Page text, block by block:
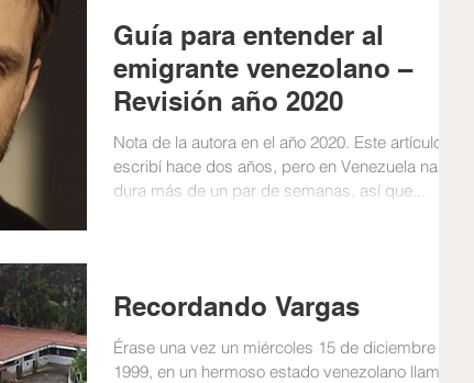
Guía para entender al
emigrante venezolano –
Revisión año 2020
Nota de la autora en el año 2020. Este artículo lo
escribí hace dos años, pero en Venezuela nada
dura más de un par de semanas, así que...
Recordando Vargas
Érase una vez un miércoles 15 de diciembre de
1999, en un hermoso estado venezolano llama